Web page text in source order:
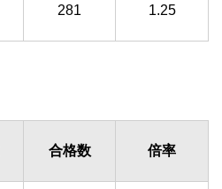
281 1.25
合格数 倍率